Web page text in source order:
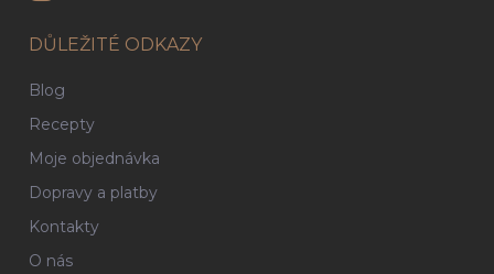
DŮLEŽITÉ ODKAZY
Blog
Recepty
Moje objednávka
Dopravy a platby
Kontakty
O nás